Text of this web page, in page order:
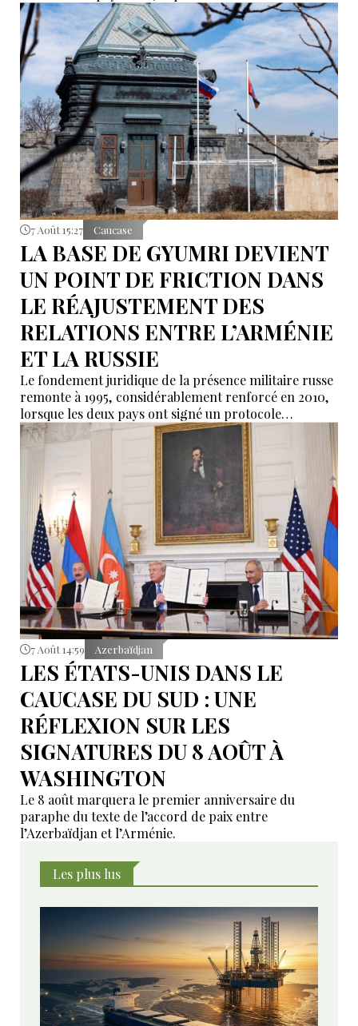
Fédération, Valentina Matvienko, a adressé une mise
en garde à Erevan. Selon elle, si cette pratique se
poursuit, la Russie pourrait recommander à ses
ressortissants de renoncer aux voyages en Arménie.
7 Août 15:27 Caucase
LA BASE DE GYUMRI DEVIENT
UN POINT DE FRICTION DANS
LE RÉAJUSTEMENT DES
RELATIONS ENTRE L’ARMÉNIE
ET LA RUSSIE
Le fondement juridique de la présence militaire russe
remonte à 1995, considérablement renforcé en 2010,
lorsque les deux pays ont signé un protocole
additionnel prolongeant sa validité jusqu’en 2044.
7 Août 14:59 Azerbaïdjan
LES ÉTATS-UNIS DANS LE
CAUCASE DU SUD : UNE
RÉFLEXION SUR LES
SIGNATURES DU 8 AOÛT À
WASHINGTON
Le 8 août marquera le premier anniversaire du
paraphe du texte de l’accord de paix entre
l’Azerbaïdjan et l’Arménie.
Les plus lus